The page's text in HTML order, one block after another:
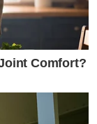
Comfort?